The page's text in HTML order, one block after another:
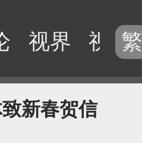
视界 视频繁
新春贺信